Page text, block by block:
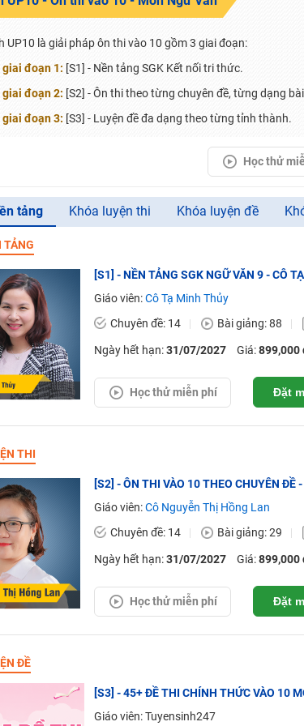
25 điểm
(Từ 16-18/07/2025)
giỏi và nổi tiếng
UP10 là giải pháp ôn thi vào 10 gồm 3 giai đoạn:
giai đoạn 1: [S1] - Nền tảng SGK Kết nối tri thức.
giai đoạn 2: [S2] - Ôn thi theo từng chuyên đề, từng dạng
giai đoạn 3: [S3] - Luyện đề đa dạng theo từng tỉnh thành.
Học thử
tảng Khóa luyện thi Khóa luyện đề
TẢNG
[S1] - NỀN TẢNG SGK NGỮ VĂN 9 - CÔ
Giáo viên:Cô Tạ Minh Thủy
Chuyên đề: 14
Bài giảng: 88
Ngày hết hạn:31/07/2027 Giá:899,000
Học thử miễn phí Đặt
THI
[S2] - ÔN THI VÀO 10 THEO CHUYÊN
Giáo viên:Cô Nguyễn Thị Hồng Lan
Chuyên đề: 14
Bài giảng: 29
Ngày hết hạn:31/07/2027 Giá:899,000
Học thử miễn phí Đặt
ĐỀ
[S3] - 45+ ĐỀ THI CHÍNH THỨC VÀO 10
Giáo viên: Tuyensinh247